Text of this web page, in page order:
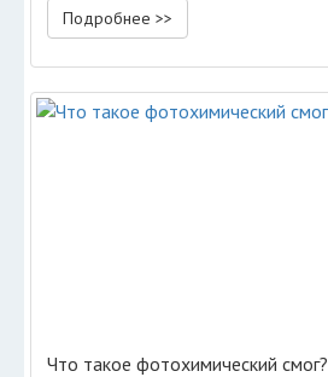
Подробнее >>
Что такое фотохимический смог?